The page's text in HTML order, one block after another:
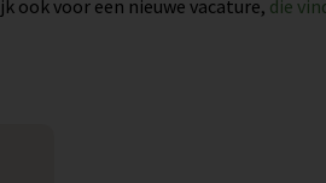
ook voor een nieuwe vacature, die